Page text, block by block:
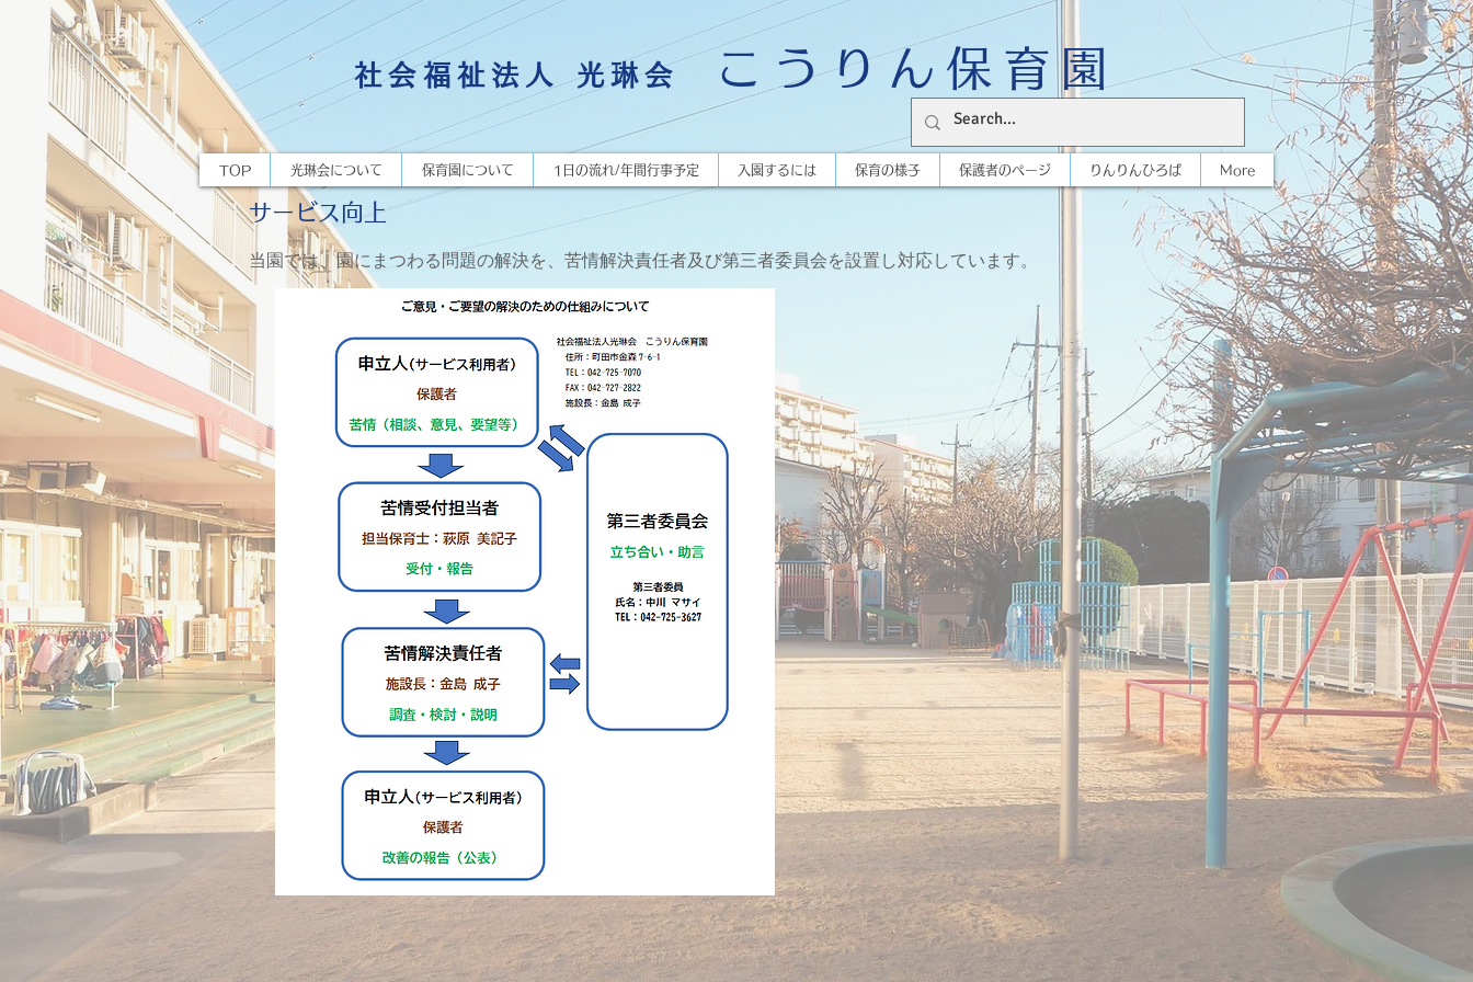
社会福祉法人 光琳会 こうりん保育園
TOP 光琳会について 保育園について 1日の流れ/年間行事予定 入園するには 保育の様子 保護者のページ りんりんひろば More
サービス向上
当園では、園にまつわる問題の解決を、苦情解決責任者及び第三者委員会を設置し対応しています。